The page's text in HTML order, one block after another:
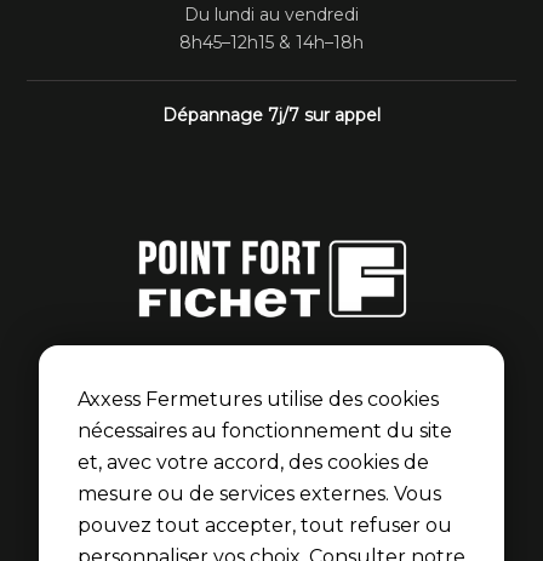
Du lundi au vendredi
8h45–12h15 & 14h–18h
Dépannage 7j/7 sur appel
Axxess Fermetures est membre du réseau Point Fort
Fichet pour les portes blindées et serrures Fichet.
Découvrir l’univers Fichet
Axxess Fermetures utilise des cookies
nécessaires au fonctionnement du site
et, avec votre accord, des cookies de
mesure ou de services externes. Vous
pouvez tout accepter, tout refuser ou